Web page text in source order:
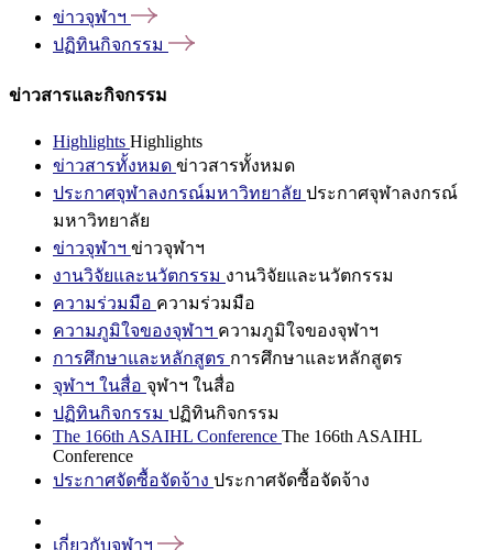
ข่าวจุฬาฯ
ปฏิทินกิจกรรม
ข่าวสารและกิจกรรม
Highlights Highlights
ข่าวสารทั้งหมด ข่าวสารทั้งหมด
ประกาศจุฬาลงกรณ์มหาวิทยาลัย ประกาศจุฬาลงกรณ์
มหาวิทยาลัย
ข่าวจุฬาฯ ข่าวจุฬาฯ
งานวิจัยและนวัตกรรม งานวิจัยและนวัตกรรม
ความร่วมมือ ความร่วมมือ
ความภูมิใจของจุฬาฯ ความภูมิใจของจุฬาฯ
การศึกษาและหลักสูตร การศึกษาและหลักสูตร
จุฬาฯ ในสื่อ จุฬาฯ ในสื่อ
ปฏิทินกิจกรรม ปฏิทินกิจกรรม
The 166th ASAIHL Conference The 166th ASAIHL
Conference
ประกาศจัดซื้อจัดจ้าง ประกาศจัดซื้อจัดจ้าง
เกี่ยวกับจุฬาฯ